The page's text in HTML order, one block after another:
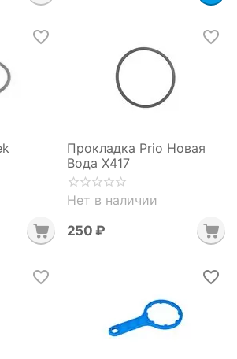
Прокладка Prio Новая
Вода X417
Нет в наличии
‍250‍ ₽